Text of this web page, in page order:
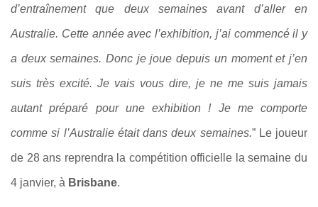
d’entraînement que deux semaines avant d’aller en
Australie. Cette année avec l’exhibition, j’ai commencé il y
a deux semaines. Donc je joue depuis un moment et j’en
suis très excité. Je vais vous dire, je ne me suis jamais
autant préparé pour une exhibition ! Je me comporte
comme si l’Australie était dans deux semaines.” Le joueur
de 28 ans reprendra la compétition officielle la semaine du
4 janvier, à Brisbane.